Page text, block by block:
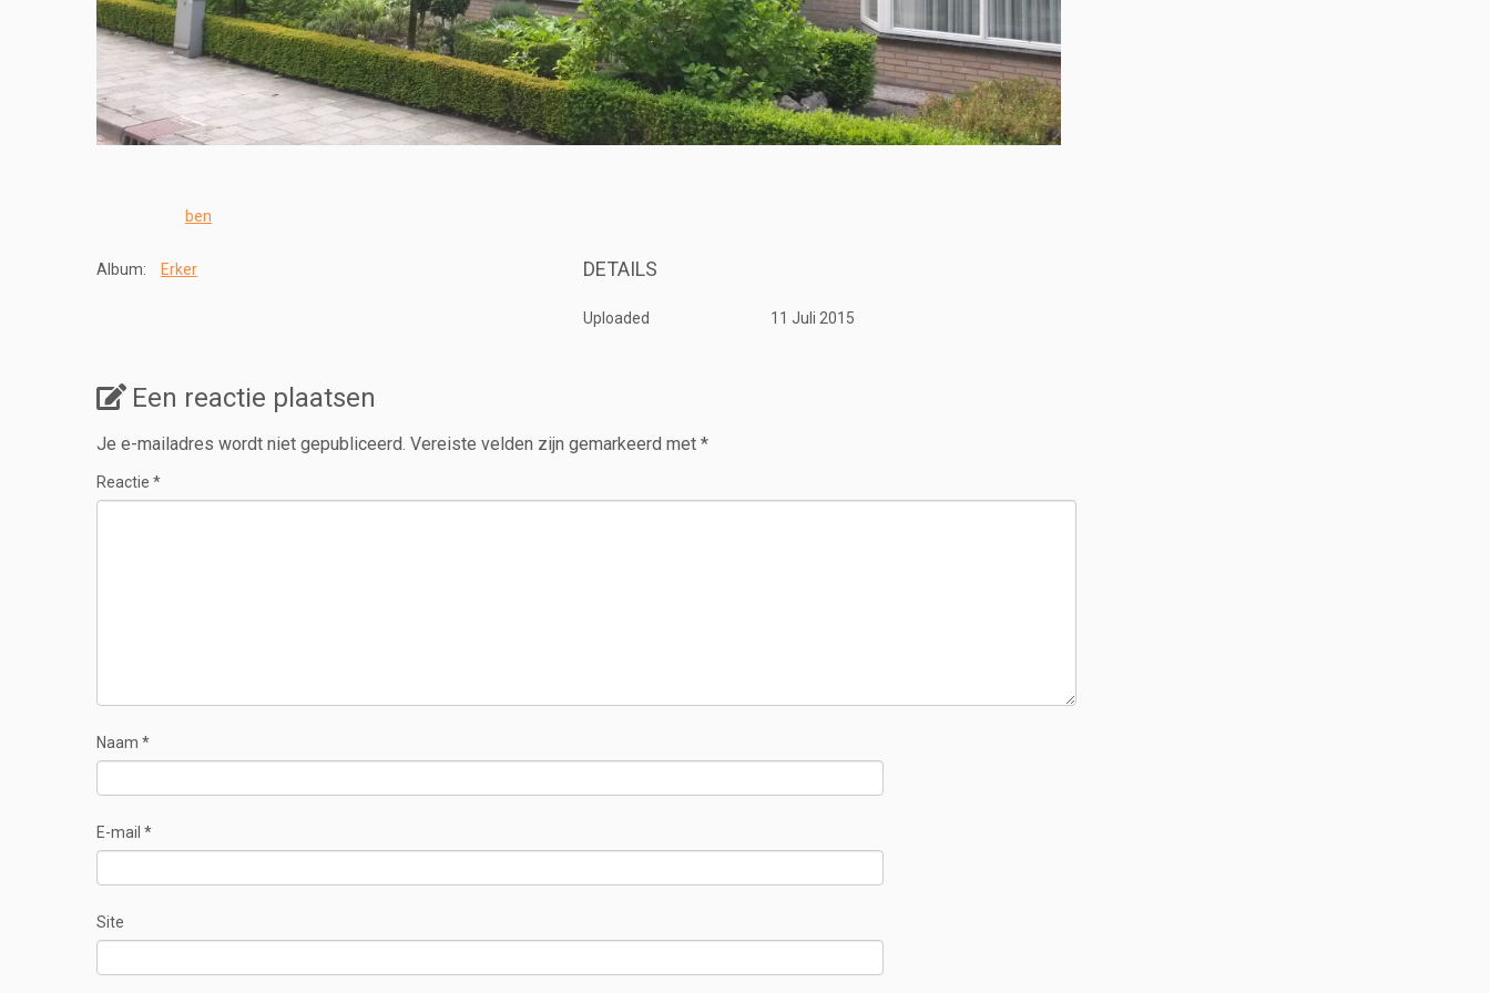
ben
Album: Erker DETAILS
Uploaded 11 Juli 2015
Een reactie plaatsen
Je e-mailadres wordt niet gepubliceerd. Vereiste velden zijn gemarkeerd met *
Reactie *
Naam *
E-mail *
Site